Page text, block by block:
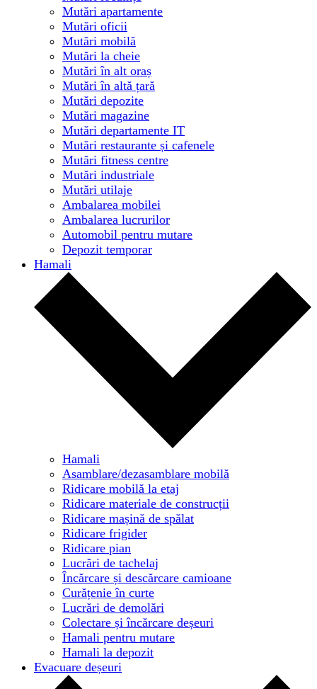
Mutări apartamente
Mutări oficii
Mutări mobilă
Mutări la cheie
Mutări în alt oraș
Mutări în altă țară
Mutări depozite
Mutări magazine
Mutări departamente IT
Mutări restaurante și cafenele
Mutări fitness centre
Mutări industriale
Mutări utilaje
Ambalarea mobilei
Ambalarea lucrurilor
Automobil pentru mutare
Depozit temporar
Hamali
Hamali
Asamblare/dezasamblare mobilă
Ridicare mobilă la etaj
Ridicare materiale de construcții
Ridicare mașină de spălat
Ridicare frigider
Ridicare pian
Lucrări de tachelaj
Încărcare și descărcare camioane
Curățenie în curte
Lucrări de demolări
Colectare și încărcare deșeuri
Hamali pentru mutare
Hamali la depozit
Evacuare deșeuri